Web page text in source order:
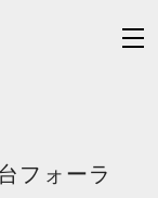
フォーラ